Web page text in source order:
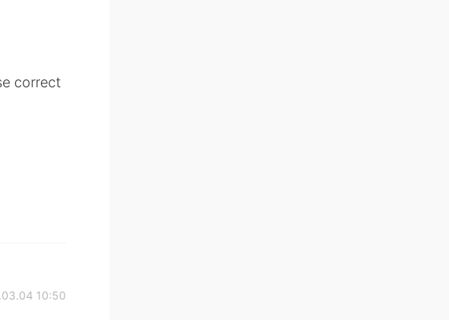
correct
10:50